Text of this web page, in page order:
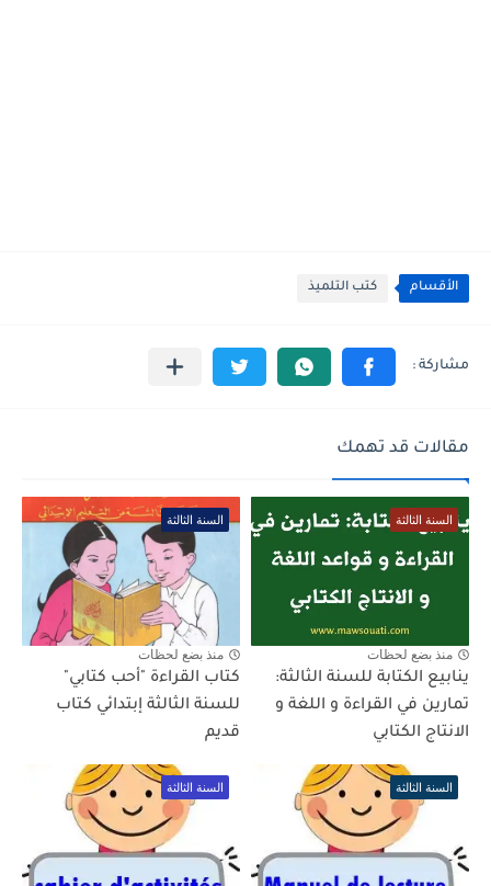
الأقسام كتب التلميذ
مقالات قد تهمك
السنة الثالثة
منذ بضع لحظات
ينابيع الكتابة للسنة الثالثة:
تمارين في القراءة و اللغة و
الانتاج الكتابي
السنة الثالثة
منذ بضع لحظات
كتاب القراءة "أحب كتابي"
للسنة الثالثة إبتدائي كتاب
قديم
السنة الثالثة السنة الثالثة